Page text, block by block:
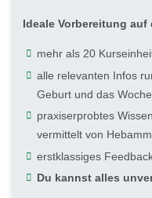
Ideale Vorbereitung
mehr als 20
alle relevanten Infos
Geburt und das
praxiserprobtes
vermittelt von
erstklassiges
Du kannst alles